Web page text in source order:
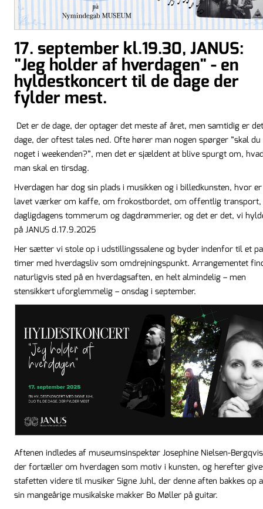
17. september kl.19.30, JANUS:
"Jeg holder af hverdagen" - en
hyldestkoncert til de dage der
fylder mest.
Det er de dage, der optager det meste af året, men samtidig er
dage, der oftest tales ned. Ofte hører man nogen spørger ”skal du
noget i weekenden?”, men det er sjældent at blive spurgt om,
man skal en tirsdag.
Hverdagen har dog sin plads i musikken og i billedkunsten, hvor
lavet værker om kaffe, om frokostbordet, om offentlig
dagligdagens tommerum og dagdrømmerier, og det er det, vi
på JANUS d.17.9.2025
Her sætter vi stole op i udstillingssalene og byder indenfor til et
timer med hverdagsliv som omdrejningspunkt. Arrangementet
naturligvis sted på en hverdagsaften, en helt almindelig – men
stensikkert uforglemmelig – onsdag i september.
Aftenen indledes af museumsinspektør Josephine Nielsen-
der fortæller om hverdagen som motiv i kunsten, og herefter
stafetten videre til musiker Signe Juhl, der denne aften bakkes op
sin mangeårige musikalske makker Bo Møller på guitar.